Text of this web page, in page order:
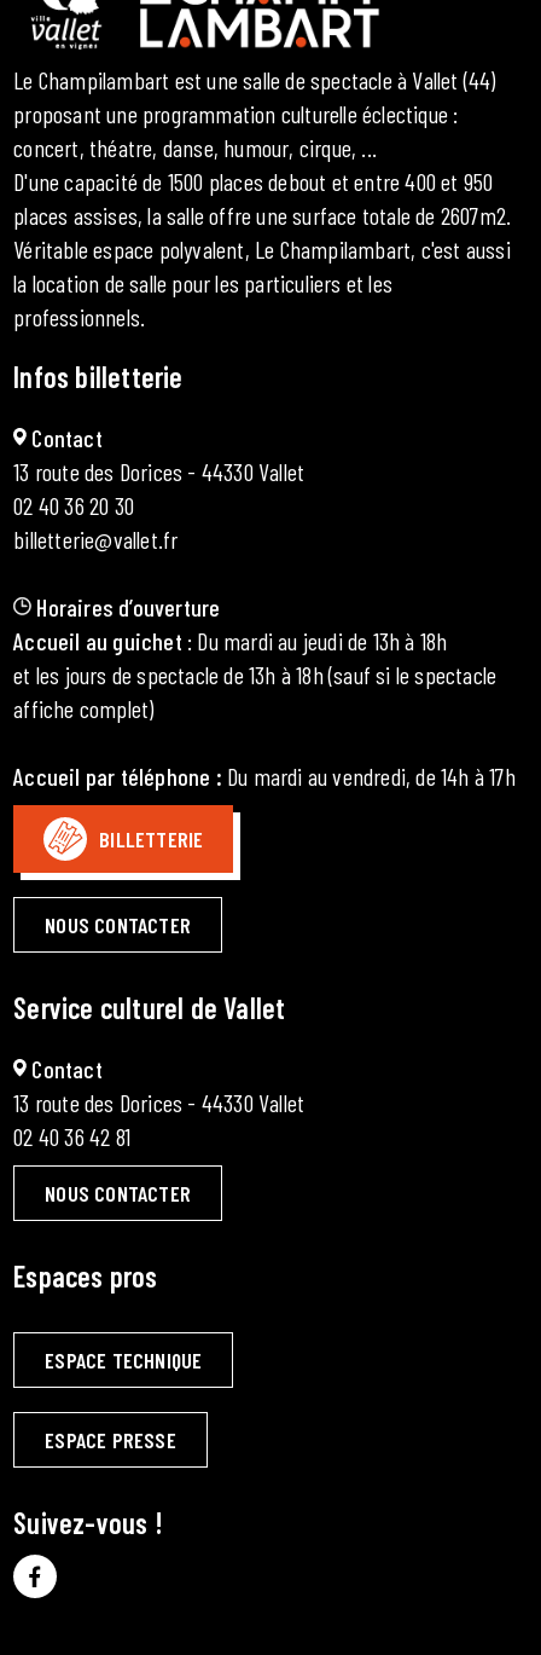
Le Champilambart est une salle de spectacle à Vallet (44)
proposant une programmation culturelle éclectique :
concert, théatre, danse, humour, cirque, ...
D'une capacité de 1500 places debout et entre 400 et 950
places assises, la salle offre une surface totale de 2607m2.
Véritable espace polyvalent, Le Champilambart, c'est aussi
la location de salle pour les particuliers et les
professionnels.
Infos billetterie
Contact
13 route des Dorices - 44330 Vallet
02 40 36 20 30
billetterie@vallet.fr
Horaires d’ouverture
Accueil au guichet : Du mardi au jeudi de 13h à 18h
et les jours de spectacle de 13h à 18h (sauf si le spectacle
affiche complet)
Accueil par téléphone : Du mardi au vendredi, de 14h à 17h
BILLETTERIE
NOUS CONTACTER
Service culturel de Vallet
Contact
13 route des Dorices - 44330 Vallet
02 40 36 42 81
NOUS CONTACTER
Espaces pros
ESPACE TECHNIQUE
ESPACE PRESSE
Suivez-vous !